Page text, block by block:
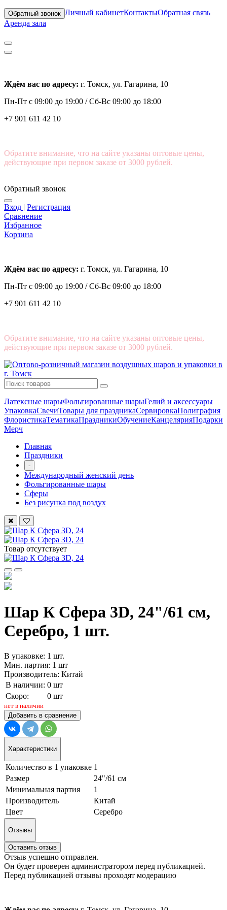
Обратный звонок Личный кабинетКонтактыОбратная связь
Аренда зала
Ждём вас по адресу: г. Томск, ул. Гагарина, 10
Пн-Пт с 09:00 до 19:00 /Сб-Вс 09:00 до 18:00
+7 901 611 42 10
Обратите внимание, что на сайте указаны оптовые цены,
действующие при первом заказе от 3000 рублей.
Обратный звонок
Вход | Регистрация
Сравнение
Избранное
Корзина
Ждём вас по адресу: г. Томск, ул. Гагарина, 10
Пн-Пт с 09:00 до 19:00 /Сб-Вс 09:00 до 18:00
+7 901 611 42 10
Обратите внимание, что на сайте указаны оптовые цены,
действующие при первом заказе от 3000 рублей.
Латексные шарыФольгированные шарыГелий и аксессуары
УпаковкаСвечиТовары для праздникаСервировкаПолиграфия
ФлористикаТематикаПраздникиОбучениеКанцелярияПодарки
Мерч
Главная
Праздники
-
Международный женский день
Фольгированные шары
Сферы
Без рисунка под воздух
Товар отсутствует
Шар К Сфера 3D, 24"/61 см,
Серебро, 1 шт.
В упаковке: 1 шт.
Мин. партия: 1 шт
Производитель: Китай
В наличии: 0 шт
Скоро:
0 шт
нет в наличии
Добавить в сравнение
Характеристики
Количество в 1 упаковке 1
Размер
24"/61 см
Минимальная партия
1
Производитель
Китай
Цвет
Серебро
Отзывы
Оставить отзыв
Отзыв успешно отправлен.
Он будет проверен администратором перед публикацией.
Перед публикацией отзывы проходят модерацию